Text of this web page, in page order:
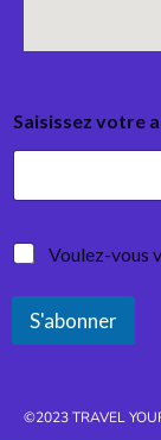
Saisissez votre
Voulez-vous
S'abonner
©2023 TRAVEL